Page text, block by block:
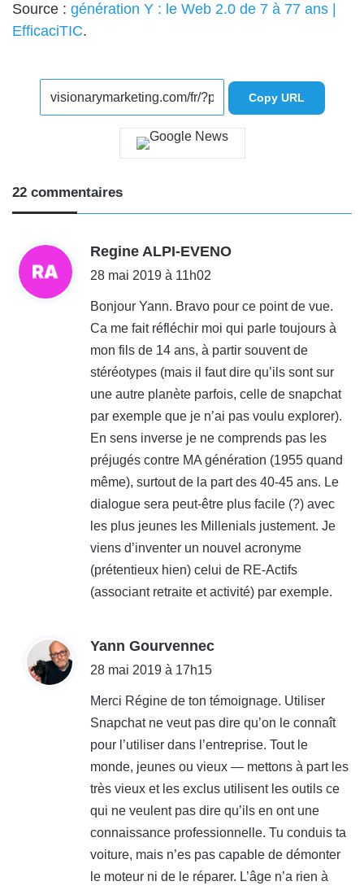
Source : génération Y : le Web 2.0 de 7 à 77 ans |
EfficaciTIC.
Copy URL
22 commentaires
Regine ALPI-EVENO
28 mai 2019 à 11h02
Bonjour Yann. Bravo pour ce point de vue.
Ca me fait réfléchir moi qui parle toujours à
mon fils de 14 ans, à partir souvent de
stéréotypes (mais il faut dire qu’ils sont sur
une autre planète parfois, celle de snapchat
par exemple que je n’ai pas voulu explorer).
En sens inverse je ne comprends pas les
préjugés contre MA génération (1955 quand
même), surtout de la part des 40-45 ans. Le
dialogue sera peut-être plus facile (?) avec
les plus jeunes les Millenials justement. Je
viens d’inventer un nouvel acronyme
(prétentieux hien) celui de RE-Actifs
(associant retraite et activité) par exemple.
Yann Gourvennec
28 mai 2019 à 17h15
Merci Régine de ton témoignage. Utiliser
Snapchat ne veut pas dire qu’on le connaît
pour l’utiliser dans l’entreprise. Tout le
monde, jeunes ou vieux — mettons à part les
très vieux et les exclus utilisent les outils ce
qui ne veulent pas dire qu’ils en ont une
connaissance professionnelle. Tu conduis ta
voiture, mais n’es pas capable de démonter
le moteur ni de le réparer. L’âge n’a rien à